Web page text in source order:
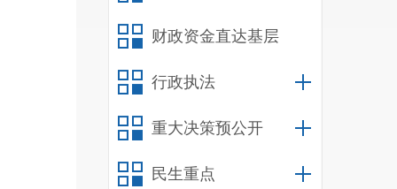
财政资金直达基层
行政执法
重大决策预公开
民生重点